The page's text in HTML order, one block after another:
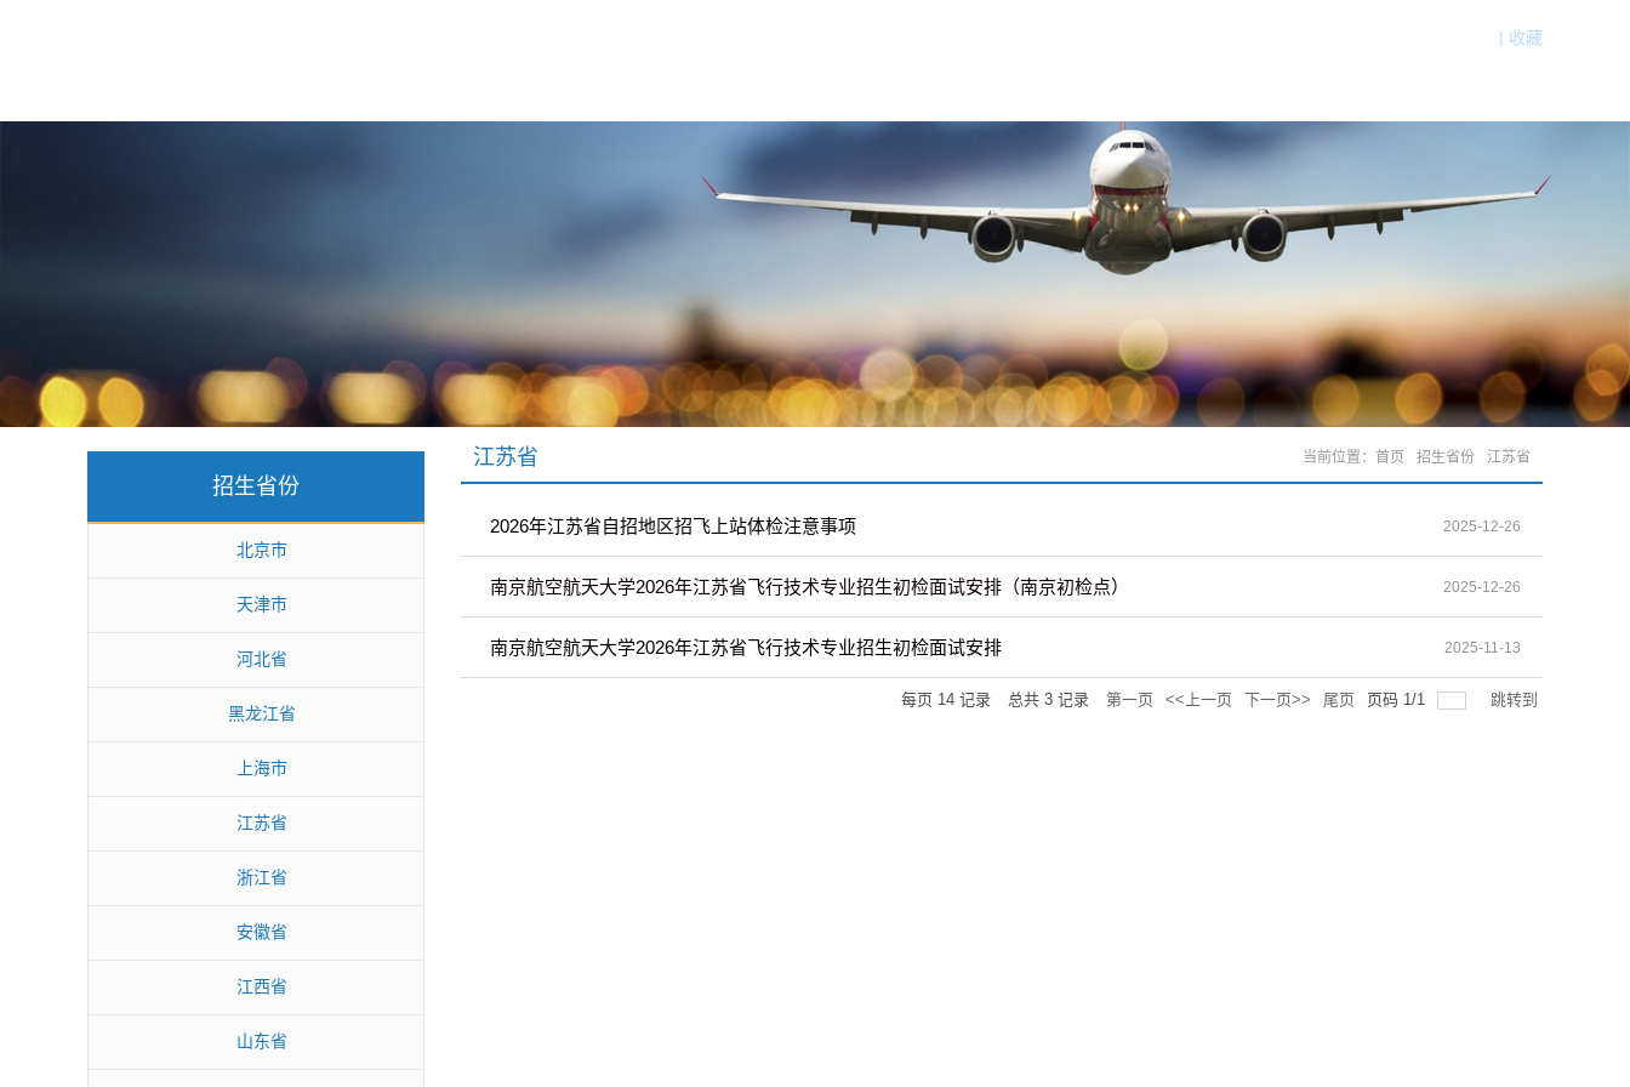
| 收藏
招生省份
北京市
天津市
河北省
黑龙江省
上海市
江苏省
浙江省
安徽省
江西省
山东省
江苏省 当前位置： 首页 招生省份 江苏省
2026年江苏省自招地区招飞上站体检注意事项 2025-12-26
南京航空航天大学2026年江苏省飞行技术专业招生初检面试安排（南京初检点） 2025-12-26
南京航空航天大学2026年江苏省飞行技术专业招生初检面试安排 2025-11-13
每页 14 记录 总共 3 记录 第一页 <<上一页 下一页>> 尾页 页码 1/1 跳转到